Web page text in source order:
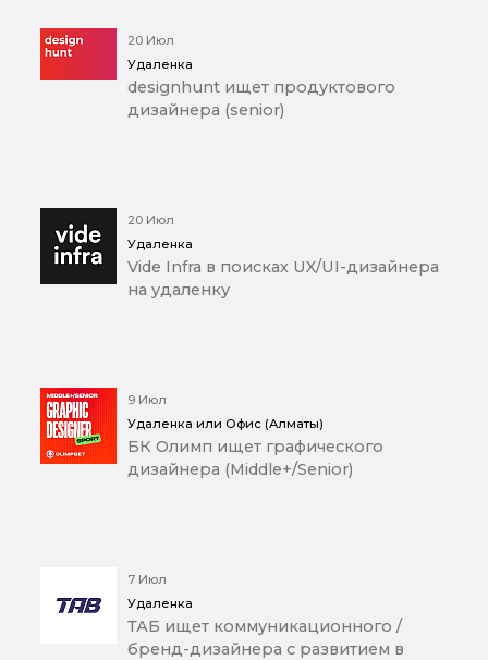
20 Июл
Удаленка
designhunt ищет продуктового
дизайнера (senior)
20 Июл
Удаленка
Vide Infra в поисках UX/UI-дизайнера
на удаленку
9 Июл
Удаленка или Офис (Алматы)
БК Олимп ищет графического
дизайнера (Middle+/Senior)
7 Июл
Удаленка
ТАБ ищет коммуникационного /
бренд-дизайнера с развитием в